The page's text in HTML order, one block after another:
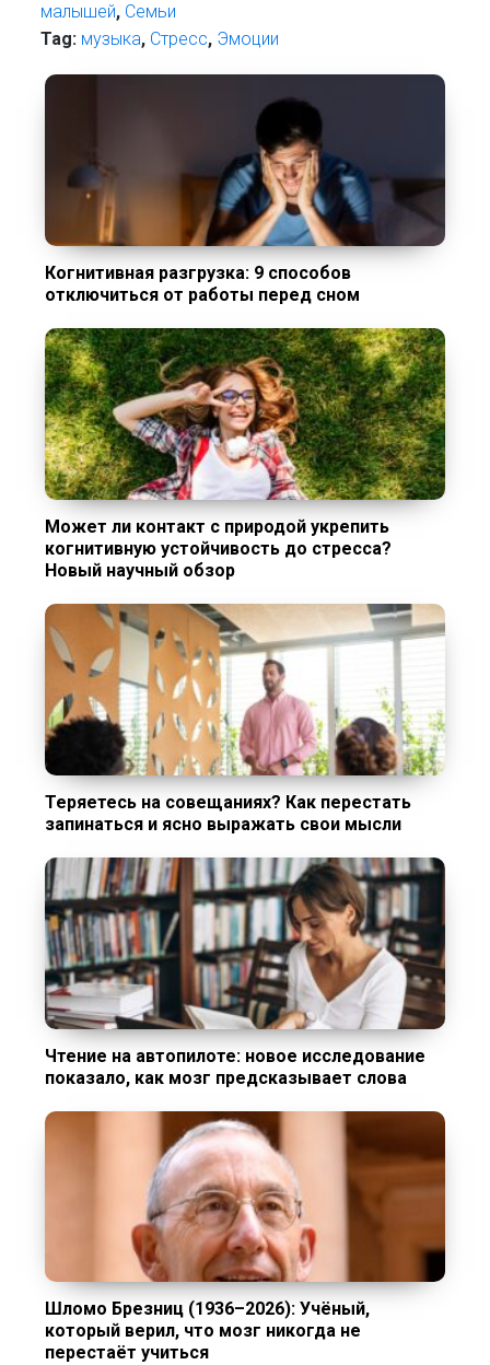
малышей, Семьи
Tag: музыка, Стресс, Эмоции
Когнитивная разгрузка: 9 способов
отключиться от работы перед сном
Может ли контакт с природой укрепить
когнитивную устойчивость до стресса?
Новый научный обзор
Теряетесь на совещаниях? Как перестать
запинаться и ясно выражать свои мысли
Чтение на автопилоте: новое исследование
показало, как мозг предсказывает слова
Шломо Брезниц (1936–2026): Учёный,
который верил, что мозг никогда не
перестаёт учиться